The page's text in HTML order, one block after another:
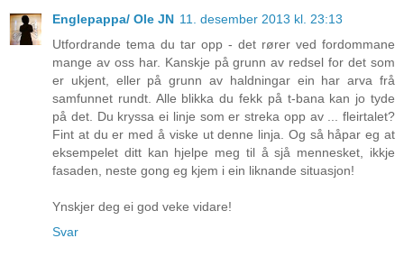
Englepappa/ Ole JN 11. desember 2013 kl. 23:13
Utfordrande tema du tar opp - det rører ved fordommane
mange av oss har. Kanskje på grunn av redsel for det som
er ukjent, eller på grunn av haldningar ein har arva frå
samfunnet rundt. Alle blikka du fekk på t-bana kan jo tyde
på det. Du kryssa ei linje som er streka opp av ... fleirtalet?
Fint at du er med å viske ut denne linja. Og så håpar eg at
eksempelet ditt kan hjelpe meg til å sjå mennesket, ikkje
fasaden, neste gong eg kjem i ein liknande situasjon!
Ynskjer deg ei god veke vidare!
Svar